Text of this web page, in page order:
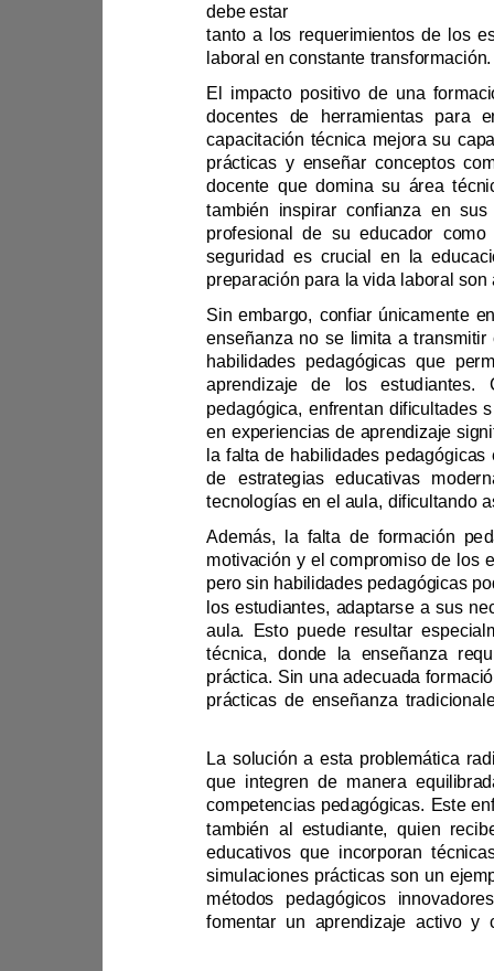
debe estar
laboral en constante transformación.
prácticas y enseña
aprendizaje
la falta de habilidades pe
los estudiant
métodos pedagógicos innovador